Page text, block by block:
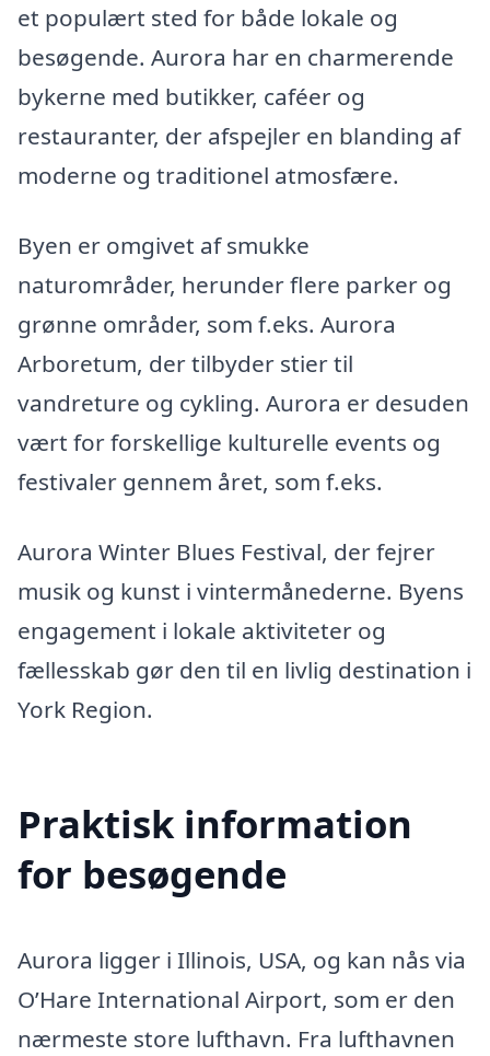
et populært sted for både lokale og
besøgende. Aurora har en charmerende
bykerne med butikker, caféer og
restauranter, der afspejler en blanding af
moderne og traditionel atmosfære.
Byen er omgivet af smukke
naturområder, herunder flere parker og
grønne områder, som f.eks. Aurora
Arboretum, der tilbyder stier til
vandreture og cykling. Aurora er desuden
vært for forskellige kulturelle events og
festivaler gennem året, som f.eks.
Aurora Winter Blues Festival, der fejrer
musik og kunst i vintermånederne. Byens
engagement i lokale aktiviteter og
fællesskab gør den til en livlig destination i
York Region.
Praktisk information
for besøgende
Aurora ligger i Illinois, USA, og kan nås via
O’Hare International Airport, som er den
nærmeste store lufthavn. Fra lufthavnen